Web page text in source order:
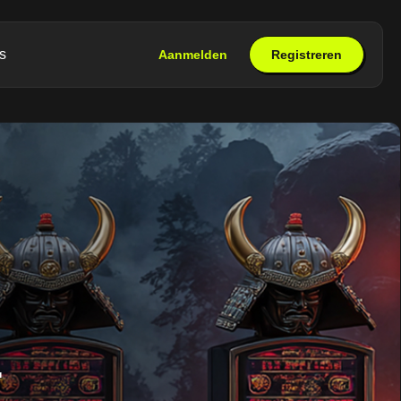
Aanmelden Registreren